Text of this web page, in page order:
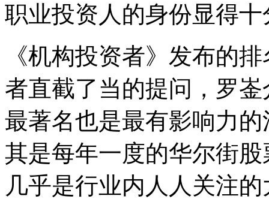
职业投资人的身份显得
《机构投资者》发布的
者直截了当的提问，罗
最著名也是最有影响力
其是每年一度的华尔街
几乎是行业内人人关注